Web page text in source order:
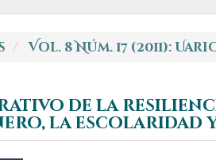
Vol. 8 Núm. 17 (2011):
de la
la escolaridad